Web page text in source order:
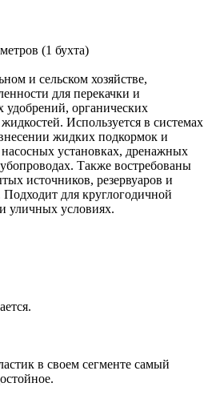
(1 бухта)
и сельском хозяйстве,
для перекачки и
органических
Используется в системах
жидких подкормок и
установках, дренажных
Также востребованы
источников, резервуаров и
для круглогодичной
уличных условиях.
в своем сегменте самый